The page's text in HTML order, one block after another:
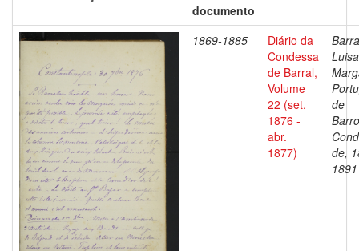
documento
1869-1885
Diário da
Condessa
de Barral,
Volume
22 (set.
1876 -
abr.
1877)
Luisa
de
de,
1891